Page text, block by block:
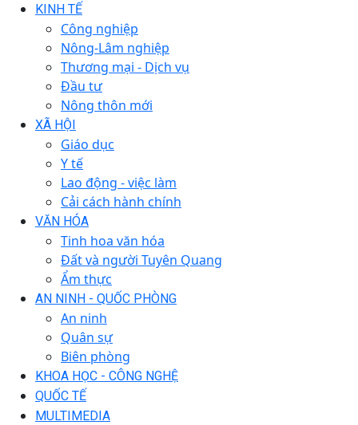
KINH TẾ
Công nghiệp
Nông-Lâm nghiệp
Thương mại - Dịch vụ
Đầu tư
Nông thôn mới
XÃ HỘI
Giáo dục
Y tế
Lao động - việc làm
Cải cách hành chính
VĂN HÓA
Tinh hoa văn hóa
Đất và người Tuyên Quang
Ẩm thực
AN NINH - QUỐC PHÒNG
An ninh
Quân sự
Biên phòng
KHOA HỌC - CÔNG NGHỆ
QUỐC TẾ
MULTIMEDIA